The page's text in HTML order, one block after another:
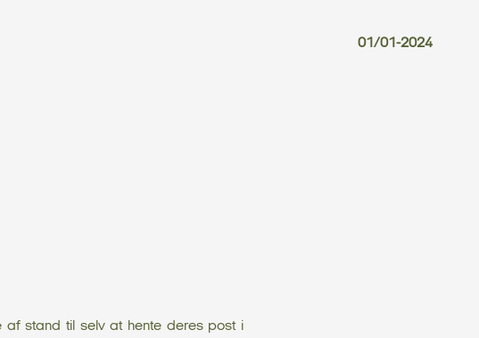
01/01-2024
af stand til selv at hente deres post i